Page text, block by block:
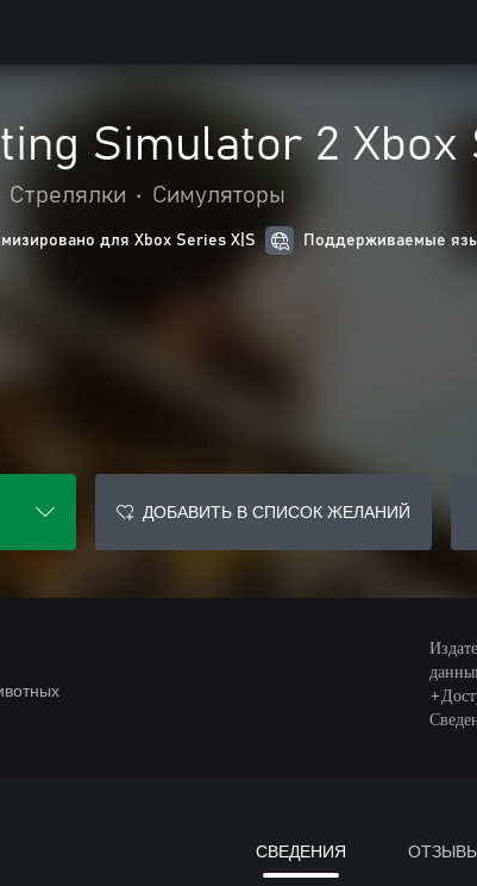
Simulator 2 Xbox
Стрелялки • Симуляторы
для Xbox Series X|S Поддерживаемые
ДОБАВИТЬ В СПИСОК ЖЕЛАНИЙ
СВЕДЕНИЯ